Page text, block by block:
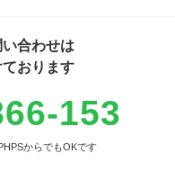
合わせは
おります
153
からでもOKです